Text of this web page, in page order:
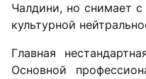
Чалдини, но снимает
культурной
Главная
Основной